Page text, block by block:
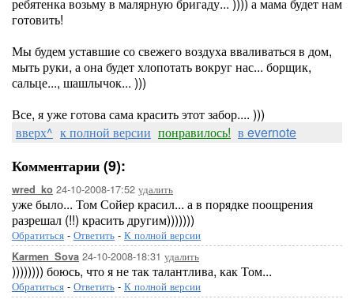
готовить!
Мы будем уставшие со свежего воздуха вваливаться в дом,
мыть руки, а она будет хлопотать вокруг нас... борщик,
сальце..., шашлычок... )))
Все, я уже готова сама красить этот забор.... )))
вверх^ к полной версии понравилось! в evernote
Комментарии (9):
wred_ko 24-10-2008-17:52 удалить
уже было... Том Сойер красил... а в порядке поощрения
разрешал (!!) красить другим)))))))
Обратиться - Ответить - К полной версии
Karmen_Sova 24-10-2008-18:31 удалить
)))))))) боюсь, что я не так талантлива, как Том...
Обратиться - Ответить - К полной версии